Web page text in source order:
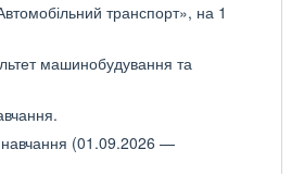
транспорт», на 1
машинобудування та
навчання (01.09.2026 —